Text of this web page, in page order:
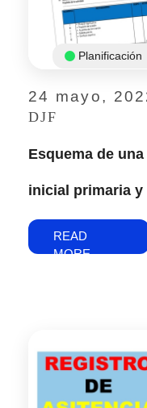
24 mayo,
DJF
Planificación
Esquema de
inicial primaria y
READ
MORE